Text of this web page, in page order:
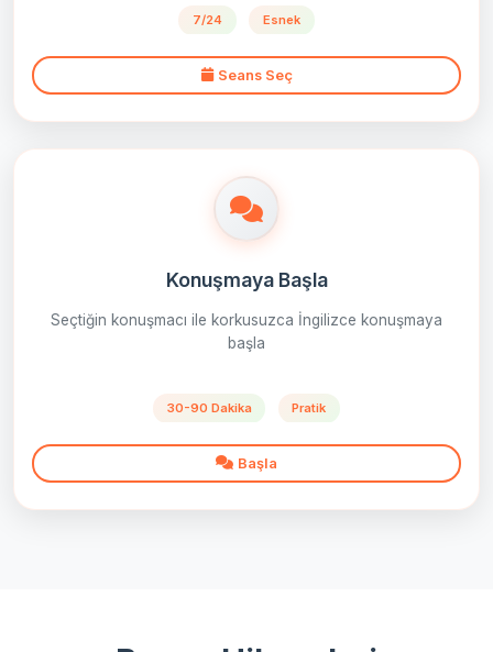
7/24 Esnek
Seans Seç
Konuşmaya Başla
Seçtiğin konuşmacı ile korkusuzca İngilizce konuşmaya
başla
30-90 Dakika Pratik
Başla